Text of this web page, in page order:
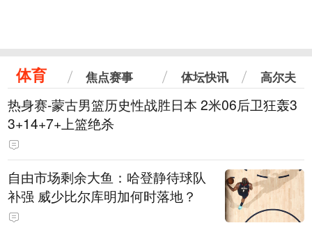
体育 焦点赛事 体坛快讯 高尔夫
热身赛-蒙古男篮历史性战胜日本 2米06后卫狂轰3
3+14+7+上篮绝杀
自由市场剩余大鱼：哈登静待球队
补强 威少比尔库明加何时落地？